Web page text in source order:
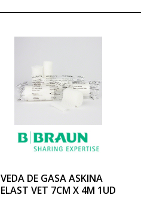
VEDA DE GASA ASKINA
ELAST VET 7CM X 4M 1UD